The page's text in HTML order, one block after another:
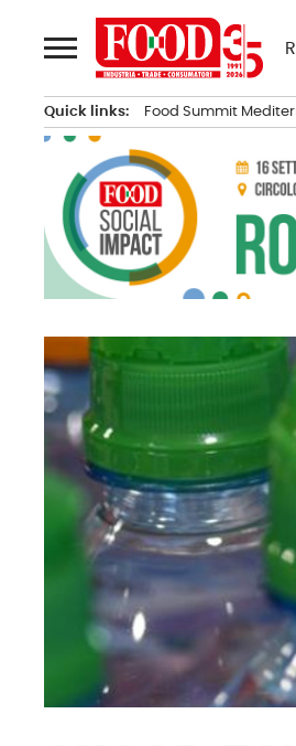
al
contenuto
Quick links: Food Summit